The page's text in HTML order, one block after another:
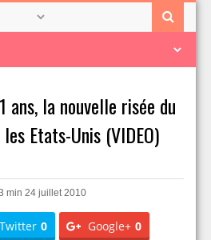
ans, la nouvelle risée du
Etats-Unis (VIDEO)
min 24 juillet 2010
Twitter 0 Google+ 0